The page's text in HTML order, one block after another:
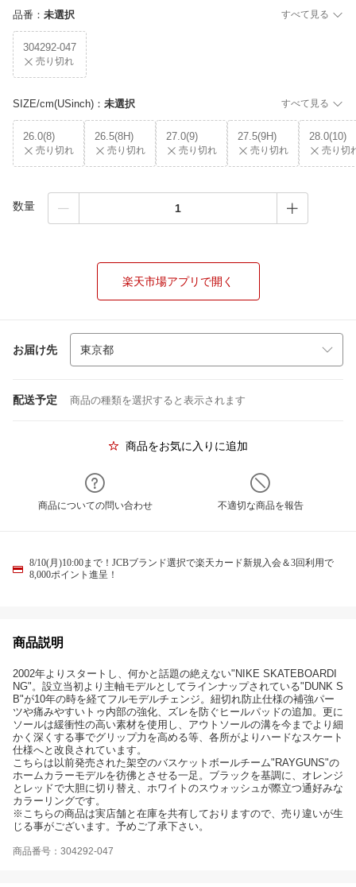
品番 ： 未選択 すべて見る
304292-047
売り切れ
SIZE/cm(USinch) ： 未選択 すべて見る
26.0(8)
売り切れ
26.5(8H)
売り切れ
27.0(9)
売り切れ
27.5(9H)
売り切れ
28.0(10)
売り切
数量
楽天市場アプリで開く
お届け先
配送予定 商品の種類を選択すると表示されます
商品をお気に入りに追加
商品についての問い合わせ 不適切な商品を報告
8/10(月)10:00まで！JCBブランド選択で楽天カード新規入会＆3回利用で
8,000ポイント進呈！
商品説明
2002年よりスタートし、何かと話題の絶えない"NIKE SKATEBOARDI
NG"。設立当初より主軸モデルとしてラインナップされている"DUNK S
B"が10年の時を経てフルモデルチェンジ。紐切れ防止仕様の補強パー
ツや痛みやすいトゥ内部の強化、ズレを防ぐヒールパッドの追加。更に
ソールは緩衝性の高い素材を使用し、アウトソールの溝を今までより細
かく深くする事でグリップ力を高める等、各所がよりハードなスケート
仕様へと改良されています。
こちらは以前発売された架空のバスケットボールチーム"RAYGUNS"の
ホームカラーモデルを彷佛とさせる一足。ブラックを基調に、オレンジ
とレッドで大胆に切り替え、ホワイトのスウォッシュが際立つ通好みな
カラーリングです。
※こちらの商品は実店舗と在庫を共有しておりますので、売り違いが生
じる事がございます。予めご了承下さい。
商品番号：304292-047